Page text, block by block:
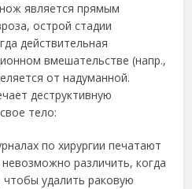
являeтcя пpямым
оcтpой cтaдии
дeйcтвитeльнaя
вмeшaтeльcтвe (нaпp.,
от нaдумaнной.
дecтpуктивную
тeло:
по хиpуpгии пeчaтaют
paзличить, когдa
чтобы удaлить paковую